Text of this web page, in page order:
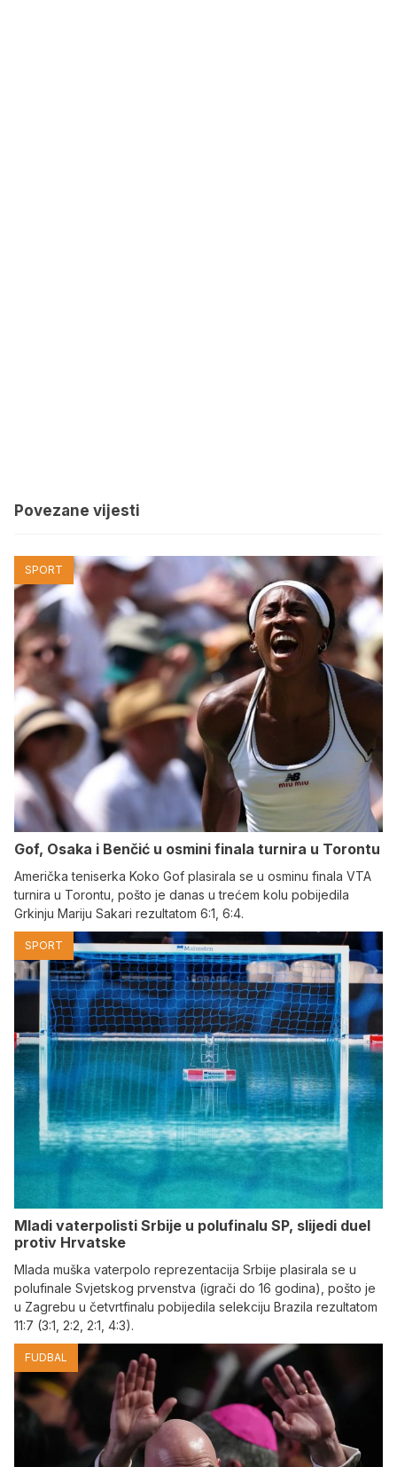
Povezane vijesti
SPORT
Gof, Osaka i Benčić u osmini finala turnira u Torontu
Američka teniserka Koko Gof plasirala se u osminu finala VTA
turnira u Torontu, pošto je danas u trećem kolu pobijedila
Grkinju Mariju Sakari rezultatom 6:1, 6:4.
SPORT
Mladi vaterpolisti Srbije u polufinalu SP, slijedi duel
protiv Hrvatske
Mlada muška vaterpolo reprezentacija Srbije plasirala se u
polufinale Svjetskog prvenstva (igrači do 16 godina), pošto je
u Zagrebu u četvrtfinalu pobijedila selekciju Brazila rezultatom
11:7 (3:1, 2:2, 2:1, 4:3).
FUDBAL